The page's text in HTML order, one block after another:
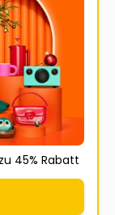
45% Rabatt